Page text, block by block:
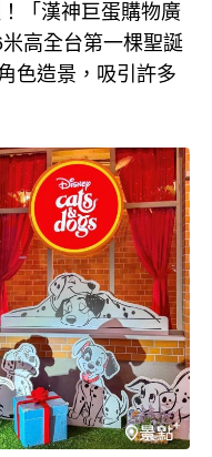
「漢神巨蛋購物廣
高全台第一棵聖誕
色造景，吸引許多